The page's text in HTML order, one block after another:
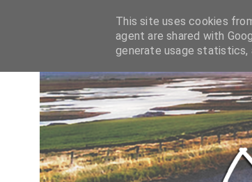
This site uses cookies
agent are shared with
generate usage statistics,